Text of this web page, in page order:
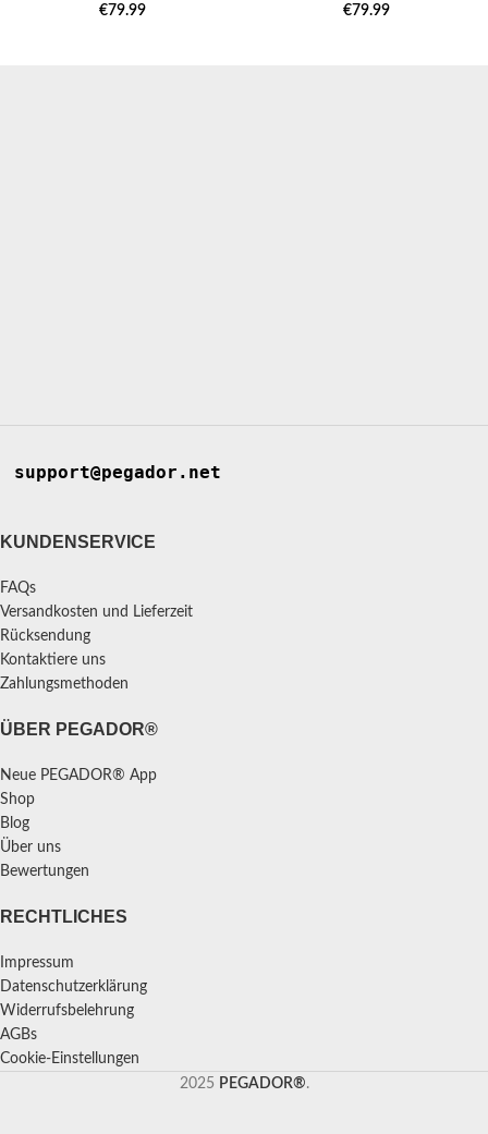
€79.99 €79.99
support@pegador.net
KUNDENSERVICE
FAQs
Versandkosten und Lieferzeit
Rücksendung
Kontaktiere uns
Zahlungsmethoden
ÜBER PEGADOR®
Neue PEGADOR® App
Shop
Blog
Über uns
Bewertungen
RECHTLICHES
Impressum
Datenschutzerklärung
Widerrufsbelehrung
AGBs
Cookie-Einstellungen
2025 PEGADOR®.